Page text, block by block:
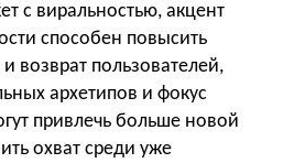
с виральностью, акцент
способен повысить
возврат пользователей,
архетипов и фокус
привлечь больше новой
охват среди уже